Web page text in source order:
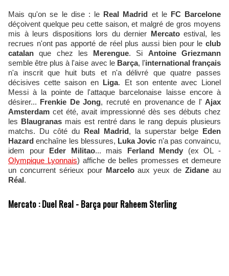
Mais qu'on se le dise : le Real Madrid et le FC Barcelone
déçoivent quelque peu cette saison, et malgré de gros moyens
mis à leurs dispositions lors du dernier Mercatoestival, les
recrues n'ont pas apporté de réel plus aussi bien pour le club
catalan que chez les Merengue. Si Antoine Griezmann
semble être plus à l'aise avec le Barça, l'international français
n'a inscrit que huit buts et n'a délivré que quatre passes
décisives cette saison en Liga. Et son entente avec Lionel
Messi à la pointe de l'attaque barcelonaise laisse encore à
désirer... Frenkie De Jong, recruté en provenance de l'Ajax
Amsterdam cet été, avait impressionné dès ses débuts chez
les Blaugranasmais est rentré dans le rang depuis plusieurs
matchs. Du côté du Real Madrid, la superstar belge Eden
Hazard enchaîne les blessures, Luka Jovic n'a pas convaincu,
idem pour Eder Militao... mais Ferland Mendy (ex OL -
Olympique Lyonnais) affiche de belles promesses et demeure
un concurrent sérieux pour Marceloaux yeux deZidaneau
Réal.
Mercato : Duel Real - Barça pour Raheem Sterling